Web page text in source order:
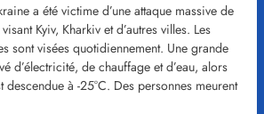
a été victime d’une attaque massive de
Kyiv, Kharkiv et d’autres villes. Les
sont visées quotidiennement. Une grande
d’électricité, de chauffage et d’eau, alors
descendue à -25°C. Des personnes meurent